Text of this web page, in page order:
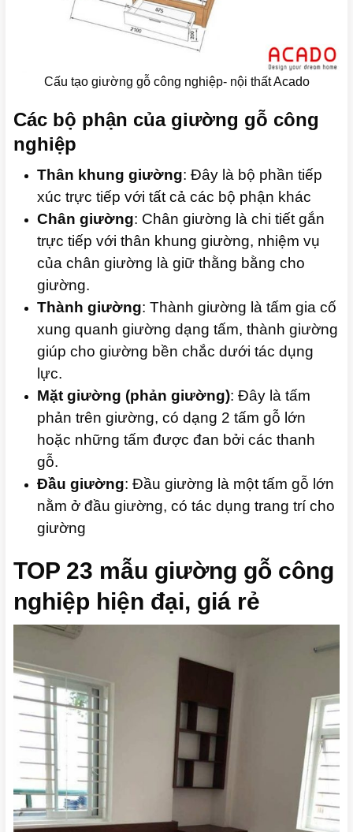
Cấu tạo giường gỗ công nghiệp- nội thất Acado
Các bộ phận của giường gỗ công
nghiệp
Thân khung giường: Đây là bộ phần tiếp
xúc trực tiếp với tất cả các bộ phận khác
Chân giường: Chân giường là chi tiết gắn
trực tiếp với thân khung giường, nhiệm vụ
của chân giường là giữ thằng bằng cho
giường.
Thành giường: Thành giường là tấm gia cố
xung quanh giường dạng tấm, thành giường
giúp cho giường bền chắc dưới tác dụng
lực.
Mặt giường (phản giường): Đây là tấm
phản trên giường, có dạng 2 tấm gỗ lớn
hoặc những tấm được đan bởi các thanh
gỗ.
Đầu giường: Đầu giường là một tấm gỗ lớn
nằm ở đầu giường, có tác dụng trang trí cho
giường
TOP 23 mẫu giường gỗ công
nghiệp hiện đại, giá rẻ